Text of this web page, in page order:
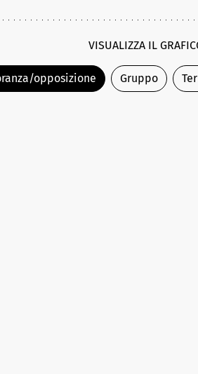
VISUALIZZA IL
opposizione Gruppo